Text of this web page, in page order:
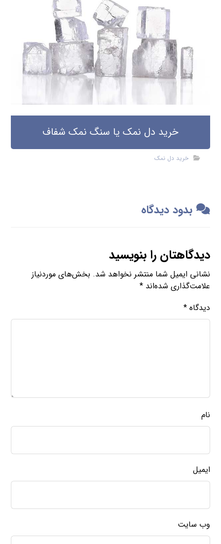
خرید دل نمک یا سنگ نمک شفاف
خرید دل نمک
بدود دیدگاه
دیدگاهتان را بنویسید
نشانی ایمیل شما منتشر نخواهد شد. بخش‌های موردنیاز
علامت‌گذاری شده‌اند*
دیدگاه*
نام
ایمیل
وب‌ سایت